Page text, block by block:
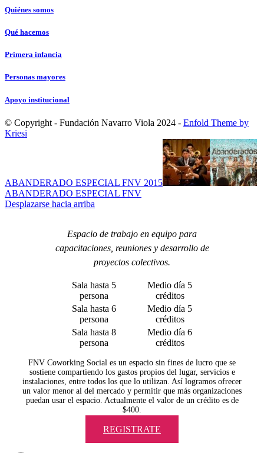
Quiénes somos
Qué hacemos
Primera infancia
Personas mayores
Apoyo institucional
© Copyright - Fundación Navarro Viola 2024 - Enfold Theme by
Kriesi
ABANDERADO ESPECIAL FNV 2015
ABANDERADO ESPECIAL FNV
Desplazarse hacia arriba
Espacio de trabajo en equipo para
capacitaciones, reuniones y desarrollo de
proyectos colectivos.
Sala hasta 5
persona
Medio día 5
créditos
Sala hasta 6
persona
Medio día 5
créditos
Sala hasta 8
persona
Medio día 6
créditos
FNV Coworking Social es un espacio sin fines de lucro que se
sostiene compartiendo los gastos propios del lugar, servicios e
instalaciones, entre todos los que lo utilizan. Así logramos ofrecer
un valor menor al del mercado y permitir que más organizaciones
puedan usar el espacio. Actualmente el valor de un crédito es de
$400.
REGISTRATE